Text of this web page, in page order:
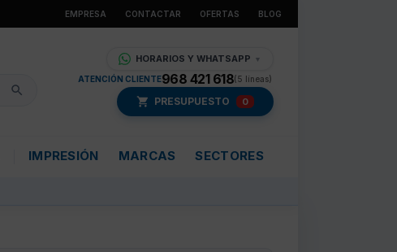
EMPRESA CONTACTAR OFERTAS BLOG
HORARIOS Y WHATSAPP ▼
ATENCIÓN CLIENTE968 421 618(5 líneas)
PRESUPUESTO 0
IMPRESIÓN MARCAS SECTORES